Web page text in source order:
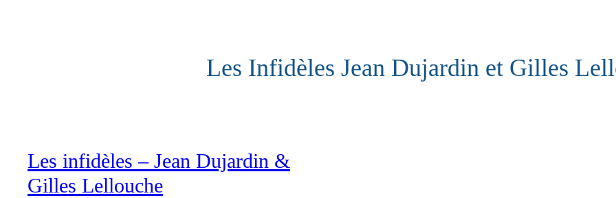
Les Infidèles Jean Dujardin et Gilles
Les infidèles – Jean Dujardin &
Gilles Lellouche